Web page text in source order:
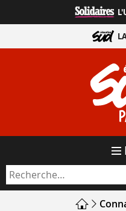
directement
contenu